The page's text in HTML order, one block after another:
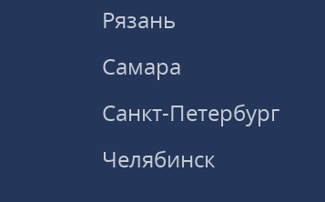
Рязань
Самара
Санкт-Петербург
Челябинск